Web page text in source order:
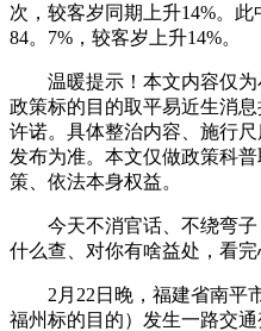
次，较客岁同期上升14%。
84。7%，较客岁上升14%。
温暖提示！本文内容仅为
政策标的目的取平易近生消
许诺。具体整治内容、施行
发布为准。本文仅做政策科
策、依法本身权益。
今天不消官话、不绕弯子
什么查、对你有啥益处，看完
2月22日晚，福建省南平
福州标的目的）发生一路交